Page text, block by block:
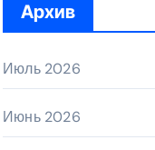
Архив
Июль 2026
Июнь 2026